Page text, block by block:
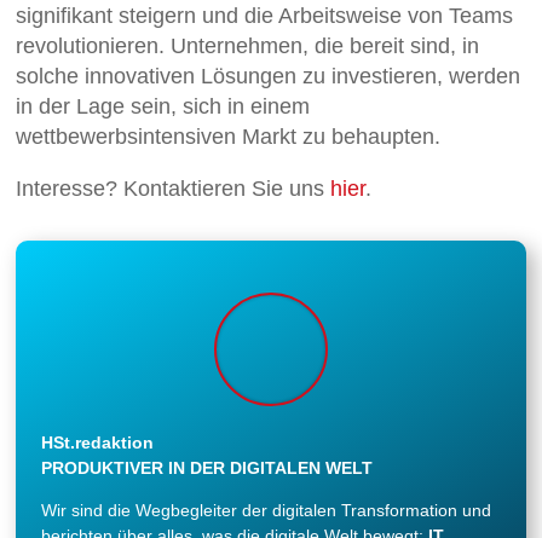
signifikant steigern und die Arbeitsweise von Teams
revolutionieren. Unternehmen, die bereit sind, in
solche innovativen Lösungen zu investieren, werden
in der Lage sein, sich in einem
wettbewerbsintensiven Markt zu behaupten.
Interesse? Kontaktieren Sie uns hier.
HSt.redaktion
PRODUKTIVER IN DER DIGITALEN WELT
Wir sind die Wegbegleiter der digitalen Transformation und